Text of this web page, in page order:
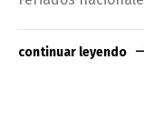
continuar leyendo